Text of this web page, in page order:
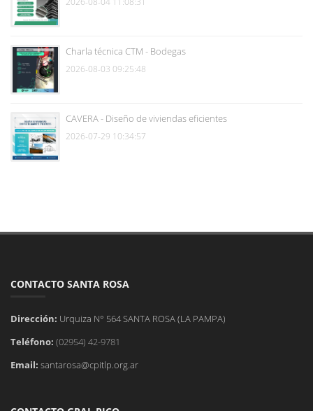
Charla técnica CTM - Bodegas
2026-08-03 09:25:48
CAVERA - Diseño de viviendas eficientes
2026-07-29 10:34:57
CONTACTO SANTA ROSA
Dirección: Urquiza N° 564 SANTA ROSA (LA PAMPA)
Teléfono: (02954) 42-9781
Email: santarosa@cpitlp.org.ar